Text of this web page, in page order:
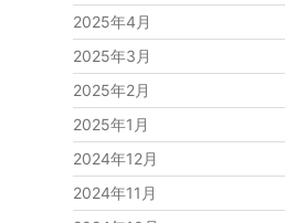
2025年4月
2025年3月
2025年2月
2025年1月
2024年12月
2024年11月